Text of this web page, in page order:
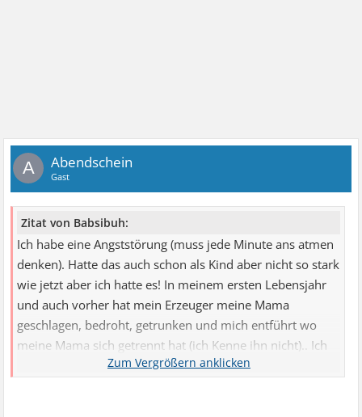
A Abendschein
Gast
Zitat von Babsibuh:
Ich habe eine Angststörung (muss jede Minute ans atmen
denken). Hatte das auch schon als Kind aber nicht so stark
wie jetzt aber ich hatte es! In meinem ersten Lebensjahr
und auch vorher hat mein Erzeuger meine Mama
geschlagen, bedroht, getrunken und mich entführt wo
meine Mama sich getrennt hat (ich Kenne ihn nicht).. Ich
denke das ich es davon habe oder was meint ihr ? ? Kann